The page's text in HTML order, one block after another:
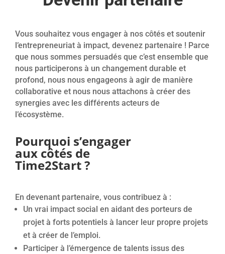
Vous souhaitez vous engager à nos côtés et soutenir
l’entrepreneuriat à impact, devenez partenaire ! Parce
que nous sommes persuadés que c’est ensemble que
nous participerons à un changement durable et
profond, nous nous engageons à agir de manière
collaborative et nous nous attachons à créer des
synergies avec les différents acteurs de
l’écosystème.
Pourquoi s’engager
aux côtés de
Time2Start ?
En devenant partenaire, vous contribuez à :
Un vrai impact social en aidant des porteurs de
projet à forts potentiels à lancer leur propre projets
et à créer de l’emploi.
Participer à l’émergence de talents issus des